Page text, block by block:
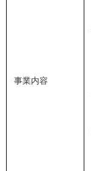
事業内容